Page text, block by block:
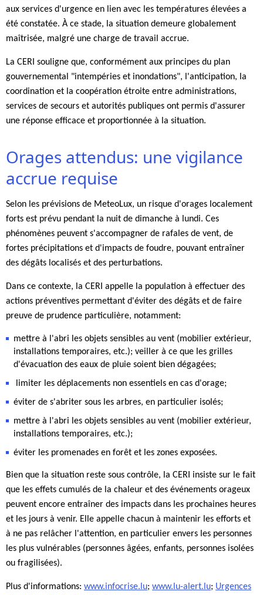
aux services d'urgence en lien avec les températures élevées a
été constatée. À ce stade, la situation demeure globalement
maîtrisée, malgré une charge de travail accrue.
La CERI souligne que, conformément aux principes du plan
gouvernemental "intempéries et inondations", l'anticipation, la
coordination et la coopération étroite entre administrations,
services de secours et autorités publiques ont permis d'assurer
une réponse efficace et proportionnée à la situation.
Orages attendus: une vigilance
accrue requise
Selon les prévisions de MeteoLux, un risque d'orages localement
forts est prévu pendant la nuit de dimanche à lundi. Ces
phénomènes peuvent s'accompagner de rafales de vent, de
fortes précipitations et d'impacts de foudre, pouvant entraîner
des dégâts localisés et des perturbations.
Dans ce contexte, la CERI appelle la population à effectuer des
actions préventives permettant d'éviter des dégâts et de faire
preuve de prudence particulière, notamment:
mettre à l'abri les objets sensibles au vent (mobilier extérieur,
installations temporaires, etc.); veiller à ce que les grilles
d'évacuation des eaux de pluie soient bien dégagées;
limiter les déplacements non essentiels en cas d'orage;
éviter de s'abriter sous les arbres, en particulier isolés;
mettre à l'abri les objets sensibles au vent (mobilier extérieur,
installations temporaires, etc.);
éviter les promenades en forêt et les zones exposées.
Bien que la situation reste sous contrôle, la CERI insiste sur le fait
que les effets cumulés de la chaleur et des événements orageux
peuvent encore entraîner des impacts dans les prochaines heures
et les jours à venir. Elle appelle chacun à maintenir les efforts et
à ne pas relâcher l'attention, en particulier envers les personnes
les plus vulnérables (personnes âgées, enfants, personnes isolées
ou fragilisées).
Plus d'informations: www.infocrise.lu; www.lu-alert.lu; Urgences